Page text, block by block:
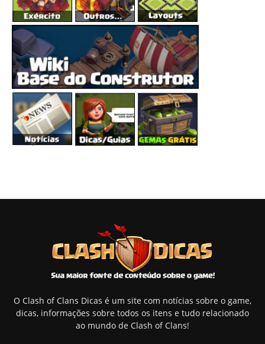
O Clash of Clans Dicas é um site com notícias sobre o game,
dicas, informações sobre todos os itens e tudo relacionado
ao mundo de Clash of Clans!